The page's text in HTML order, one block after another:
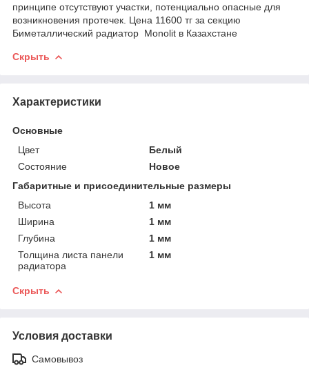
принципе отсутствуют участки, потенциально опасные для
возникновения протечек. Цена 11600 тг за секцию
Биметаллический радиатор Monolit в Казахстане
Скрыть
Характеристики
Основные
Цвет
Белый
Состояние
Новое
Габаритные и присоединительные размеры
Высота
1 мм
Ширина
1 мм
Глубина
1 мм
Толщина листа панели
радиатора
1 мм
Скрыть
Условия доставки
Самовывоз